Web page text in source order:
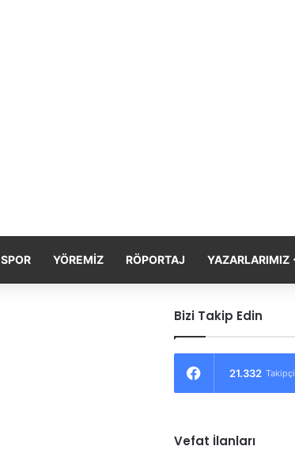
SPOR YÖREMIZ RÖPORTAJ YAZARLARIMIZ
Bizi Takip Edin
21.332 Takipçi
Vefat İlanları